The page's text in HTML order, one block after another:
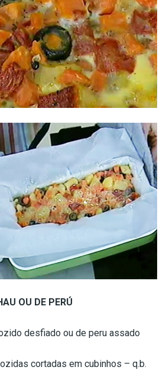
OU DE PERÚ
desfiado ou de peru assado
cortadas em cubinhos – q.b.